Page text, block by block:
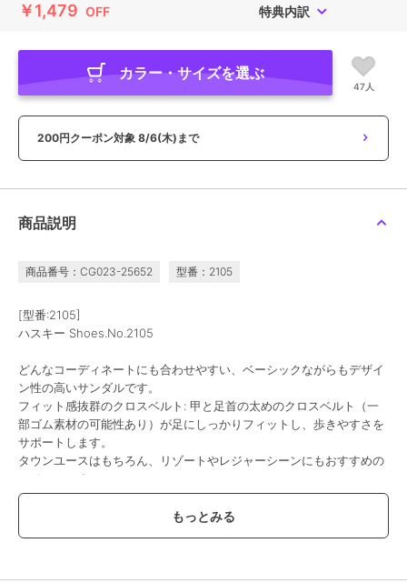
￥1,479 OFF 特典内訳
カラー・サイズを選ぶ
47人
200円クーポン対象 8/6(木)まで
商品説明
商品番号：CG023-25652 型番：2105
[型番:2105]
ハスキー Shoes.No.2105
どんなコーディネートにも合わせやすい、ベーシックながらもデザイ
ン性の高いサンダルです。
フィット感抜群のクロスベルト: 甲と足首の太めのクロスベルト（一
部ゴム素材の可能性あり）が足にしっかりフィットし、歩きやすさを
サポートします。
タウンユースはもちろん、リゾートやレジャーシーンにもおすすめの
アイテムです。
・脱ぎ履き楽々: バックル（尾錠）付きのアンクルストラップで、着
脱もスムーズです。